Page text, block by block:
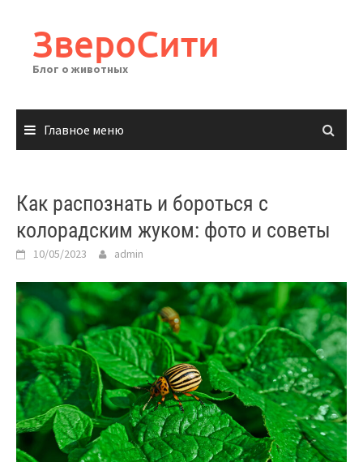
содержимому
ЗвероСити
Блог о животных
Главное меню
Как распознать и бороться с
колорадским жуком: фото и советы
10/05/2023 admin